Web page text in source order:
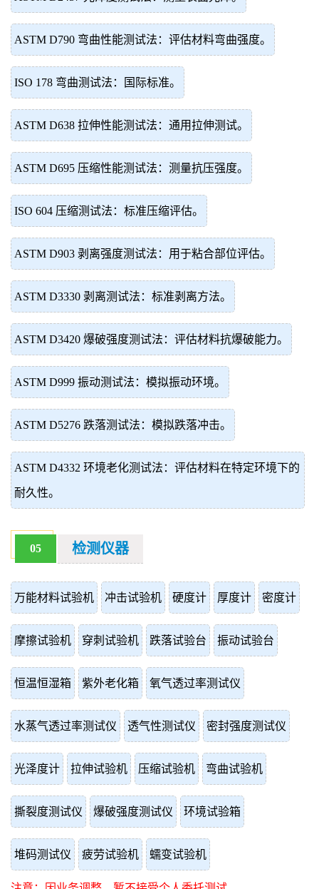
ASTM D790 弯曲性能测试法：评估材料弯曲强度。
ISO 178 弯曲测试法：国际标准。
ASTM D638 拉伸性能测试法：通用拉伸测试。
ASTM D695 压缩性能测试法：测量抗压强度。
ISO 604 压缩测试法：标准压缩评估。
ASTM D903 剥离强度测试法：用于粘合部位评估。
ASTM D3330 剥离测试法：标准剥离方法。
ASTM D3420 爆破强度测试法：评估材料抗爆破能力。
ASTM D999 振动测试法：模拟振动环境。
ASTM D5276 跌落测试法：模拟跌落冲击。
ASTM D4332 环境老化测试法：评估材料在特定环境下的
耐久性。
05 检测仪器
万能材料试验机 冲击试验机 硬度计 厚度计 密度计
摩擦试验机 穿刺试验机 跌落试验台 振动试验台
恒温恒湿箱 紫外老化箱 氧气透过率测试仪
水蒸气透过率测试仪 透气性测试仪 密封强度测试仪
光泽度计 拉伸试验机 压缩试验机 弯曲试验机
撕裂度测试仪 爆破强度测试仪 环境试验箱
堆码测试仪 疲劳试验机 蠕变试验机